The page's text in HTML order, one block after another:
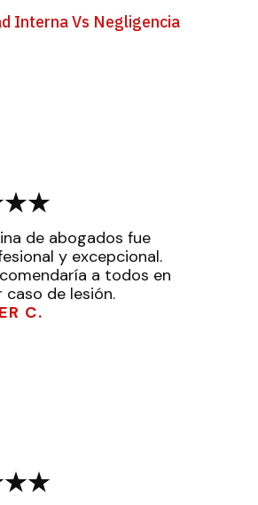
Interna Vs Negligencia
de abogados fue
y excepcional.
a todos en
caso de lesión.
C.